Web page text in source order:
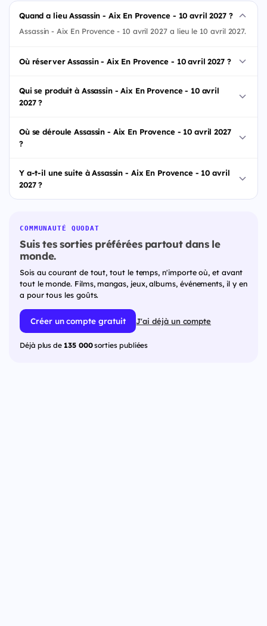
Quand a lieu Assassin - Aix En Provence - 10 avril 2027 ?
Assassin - Aix En Provence - 10 avril 2027 a lieu le 10 avril 2027.
Où réserver Assassin - Aix En Provence - 10 avril 2027 ?
Qui se produit à Assassin - Aix En Provence - 10 avril
2027 ?
Où se déroule Assassin - Aix En Provence - 10 avril 2027
?
Y a-t-il une suite à Assassin - Aix En Provence - 10 avril
2027 ?
COMMUNAUTÉ QUODAT
Suis tes sorties préférées partout dans le
monde.
Sois au courant de tout, tout le temps, n'importe où, et avant
tout le monde. Films, mangas, jeux, albums, événements, il y en
a pour tous les goûts.
Créer un compte gratuit J'ai déjà un compte
Déjà plus de 135 000sorties publiées